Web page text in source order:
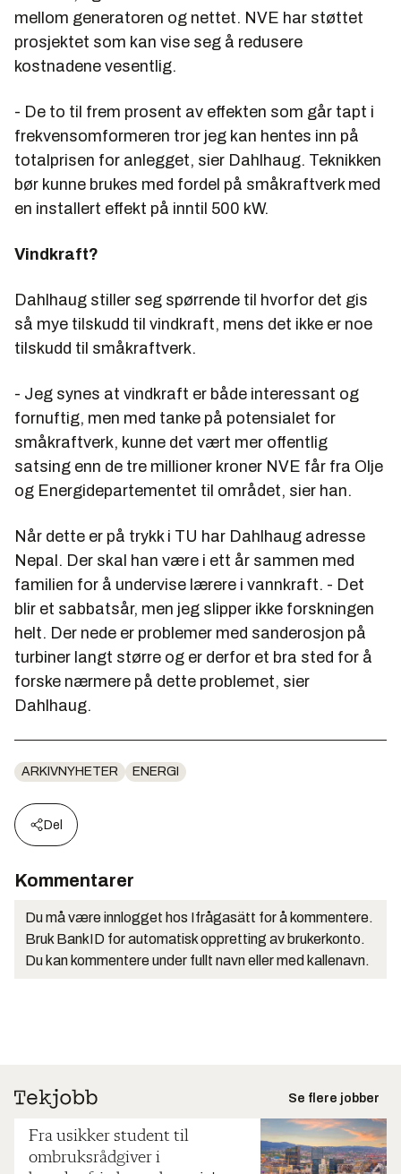
mellom generatoren og nettet. NVE har støttet
prosjektet som kan vise seg å redusere
kostnadene vesentlig.
- De to til frem prosent av effekten som går tapt i
frekvensomformeren tror jeg kan hentes inn på
totalprisen for anlegget, sier Dahlhaug. Teknikken
bør kunne brukes med fordel på småkraftverk med
en installert effekt på inntil 500 kW.
Vindkraft?
Dahlhaug stiller seg spørrende til hvorfor det gis
så mye tilskudd til vindkraft, mens det ikke er noe
tilskudd til småkraftverk.
- Jeg synes at vindkraft er både interessant og
fornuftig, men med tanke på potensialet for
småkraftverk, kunne det vært mer offentlig
satsing enn de tre millioner kroner NVE får fra Olje
og Energidepartementet til området, sier han.
Når dette er på trykk i TU har Dahlhaug adresse
Nepal. Der skal han være i ett år sammen med
familien for å undervise lærere i vannkraft. - Det
blir et sabbatsår, men jeg slipper ikke forskningen
helt. Der nede er problemer med sanderosjon på
turbiner langt større og er derfor et bra sted for å
forske nærmere på dette problemet, sier
Dahlhaug.
ARKIVNYHETER ENERGI
Del
Kommentarer
Du må være innlogget hos Ifrågasätt for å kommentere.
Bruk BankID for automatisk oppretting av brukerkonto.
Du kan kommentere under fullt navn eller med kallenavn.
Se flere jobber
Fra usikker student til
ombruksrådgiver i